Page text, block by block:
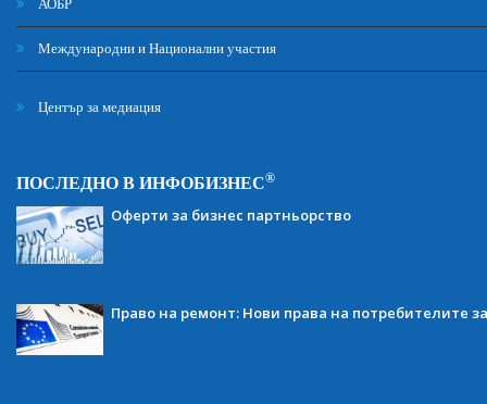
АОБР
Международни и Национални участия
Център за медиация
ПОСЛЕДНО В ИНФОБИЗНЕС®
Оферти за бизнес партньорство
Право на ремонт: Нови права на потребителите